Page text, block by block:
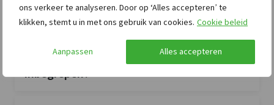
ons verkeer te analyseren. Door op ‘Alles accepteren’ te
klikken, stemt u in met ons gebruik van cookies. Cookie beleid
Aanpassen Alles accepteren
Zijn huisdieren toegestaan?
Zijn bedlinnen en handdoeken
inbegrepen?